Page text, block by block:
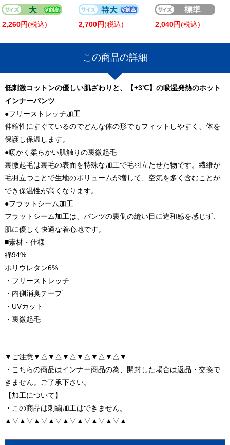
2,260円(税込) 2,700円(税込) 2,040円(税込)
この商品の詳細
低刺激コットンの優しい肌ざわりと、【+3℃】の吸湿発熱のホット
インナーパンツ
●フリーストレッチ加工
伸縮性にすぐているのでどんな体の形でもフィットしやすく、体を
保護し保温します。
●暖かく柔らかい肌触りの裏微起毛
裏微起毛は裏毛の表面を特殊な加工で毛羽立たせた物です。繊維が
毛羽立つことで生地のボリュームが増して、空気を多く含むことが
でき保温性が高くなります。
●フラットシーム加工
フラットシーム加工は、パンツの裏側の縫い目に違和感を感じず、
肌に優しく快適な着心地です。
■素材・仕様
綿94%
ポリウレタン6%
・フリーストレッチ
・内側消臭テープ
・UVカット
・裏微起毛
▼ご注意▼△▼△▼△▼△▼△▼△▼
・こちらの商品はインナー商品の為、開封した場合は返品・交換で
きません。ご了承下さい。
【加工について】
・この商品は刺繍加工はできません。
▲▽▲▽▲▽▲▽▲▽▲▽▲▽▲▽▲